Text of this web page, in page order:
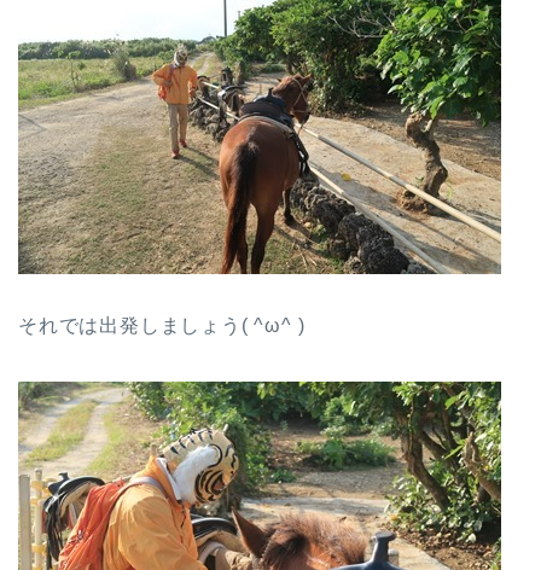
それでは出発しましょう( ^ω^ )